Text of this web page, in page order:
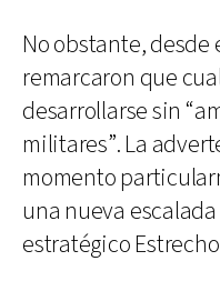
No obstante,
remarcaron que
desarrollarse sin
militares”. La
momento
una nueva
estratégico